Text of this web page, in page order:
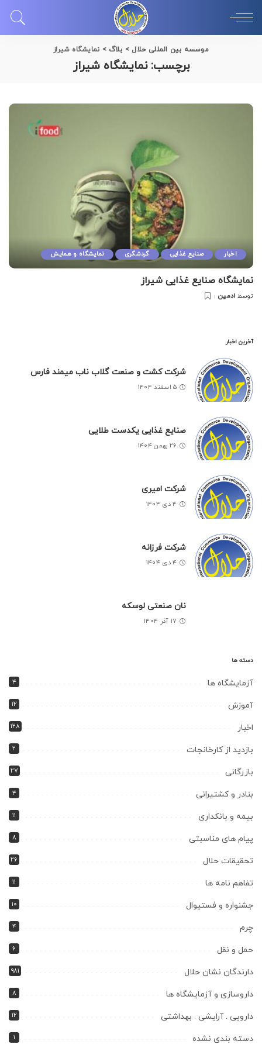
موسسه بین المللی حلال > بلاگ > نمایشگاه شیراز
برچسب:نمایشگاه شیراز
اخبار صنایع غذایی گردشگری نمایشگاه و همایش
نمایشگاه صنایع غذایی شیراز
توسط ادمین
آخرین اخبار
شرکت کشت و صنعت گلاب ناب میمند فارس
۵ اسفند ۱۴۰۴
صنایع غذایی یکدست طلایی
۲۶ بهمن ۱۴۰۴
شرکت امیری
۴ دی ۱۴۰۴
شرکت فرزانه
۴ دی ۱۴۰۴
نان صنعتی لوسکه
۱۷ آذر ۱۴۰۴
دسته ها
آزمایشگاه ها ۴
آموزش ۱۲
اخبار ۱۲۸
بازدید از کارخانجات ۲
بازرگانی ۲۷
بنادر و کشتیرانی ۴
بیمه و بانکداری ۱۱
پیام های مناسبتی ۸
تحقیقات حلال ۲۶
تفاهم نامه ها ۱۱
جشنواره و فستیوال ۱۰
چرم ۴
حمل و نقل ۶
دارندگان نشان حلال ۹۸۱
داروسازی و آزمایشگاه ها ۸
دارویی . آرایشی . بهداشتی ۱۲
دسته بندی نشده ۱